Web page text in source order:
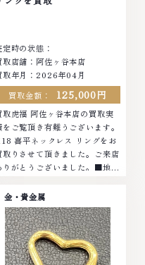
定時の状態：
取店舗：阿佐ヶ谷本店
取年月：2026年04月
買取金額：
125,000円
取虎福 阿佐ヶ谷本店の買取実
をご覧頂き有難うございます。
喜平ネックレス リングをお
取りさせて頂きました。ご来店
りがとうございました。■地域
モンド ブランド品 ブランド衣
お酒買取りのことなら、お任
せくださいなかでも金・プラチナ
等のアクセサリー・貴金属・宝
石・ダイヤモンド・ジュエリーや
ブランド品・時計等は特に自信を
金・貴金属